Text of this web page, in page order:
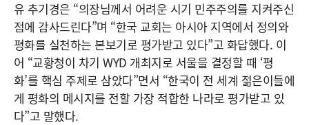
유 추기경은 “의장님께서 어려운 시기 민주주의를 지켜주신
점에 감사드린다”며 “한국 교회는 아시아 지역에서 정의와
평화를 실천하는 본보기로 평가받고 있다”고 화답했다. 이
어 “교황청이 차기 WYD 개최지로 서울을 결정할 때 ‘평
화’를 핵심 주제로 삼았다”면서 “한국이 전 세계 젊은이들에
게 평화의 메시지를 전할 가장 적합한 나라로 평가받고 있
다”고 말했다.